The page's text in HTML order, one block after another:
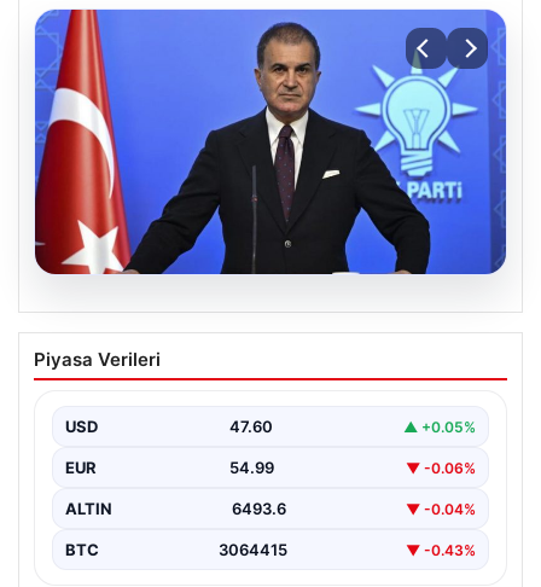
05.08.2026
Çerçeve yasa teklifi Meclis’te | AK Parti
Sözcüsü Çelik: İki yıllık sürecin en
Piyasa Verileri
USD 47.60 ▲ +0.05%
EUR 54.99 ▼ -0.06%
ALTIN 6493.6 ▼ -0.04%
BTC 3064415 ▼ -0.43%